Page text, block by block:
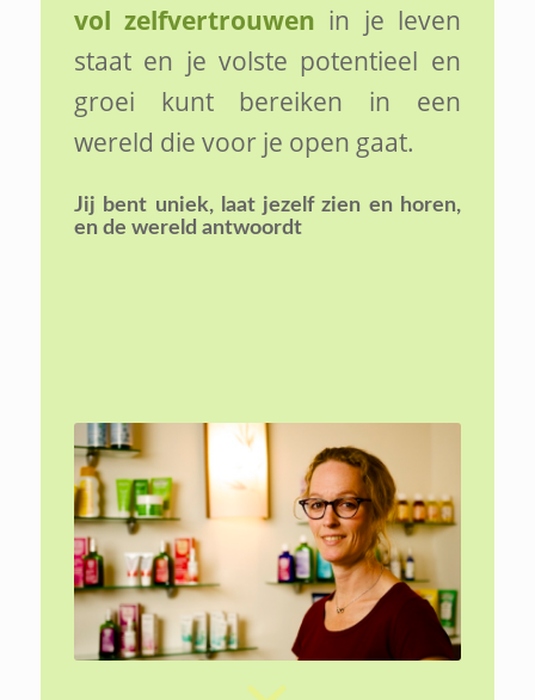
vol zelfvertrouwen in je leven
staat en je volste potentieel en
groei kunt bereiken in een
wereld die voor je open gaat.
Jij bent uniek, laat jezelf zien en horen,
en de wereld antwoordt